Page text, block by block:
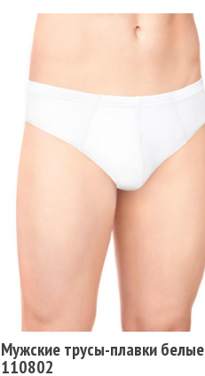
86-90
СИНИЙ
Мужские трусы-плавки белые
110802